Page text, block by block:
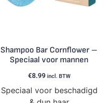
Shampoo Bar Cornflower –
Speciaal voor mannen
€8.99 incl. BTW
Speciaal voor beschadigd